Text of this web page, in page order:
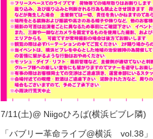
7/11(土)@ Niigoひろば(横浜ビブレ隣)
「バブリー革命ライブ@横浜 vol.38」